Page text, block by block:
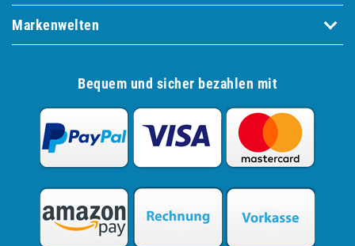
Markenwelten
Bequem und sicher bezahlen mit